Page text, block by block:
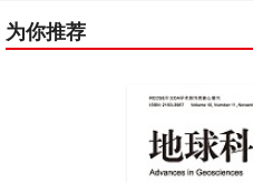
为你推荐